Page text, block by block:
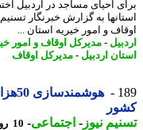
احیای مساجد در اردبیل
به گزارش خبرنگار تسنیم
و امور خیریه استان ...
-مدیرکل اوقاف و امور خیریه
اردبیل -مدیرکل اوقاف
نیوز-اجتماعی-